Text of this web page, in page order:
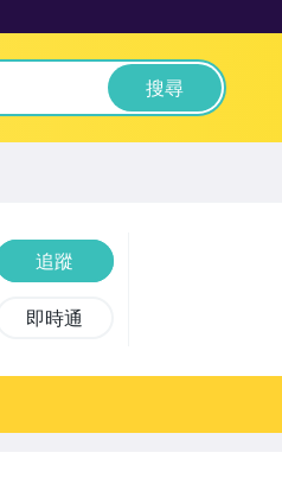
搜尋
追蹤
即時通